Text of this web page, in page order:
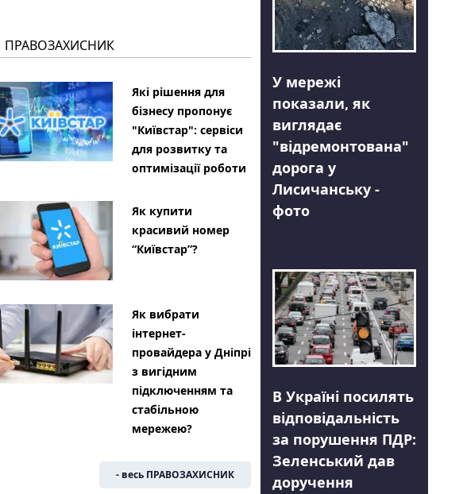
ПРАВОЗАХИСНИК
Які рішення для
бізнесу пропонує
"Київстар": сервіси
для розвитку та
оптимізації роботи
Як купити
красивий номер
“Київстар”?
Як вибрати
інтернет-
провайдера у Дніпрі
з вигідним
підключенням та
стабільною
мережею?
- весь ПРАВОЗАХИСНИК
У мережі
показали, як
виглядає
"відремонтована"
дорога у
Лисичанську -
фото
В Україні посилять
відповідальність
за порушення ПДР:
Зеленський дав
доручення